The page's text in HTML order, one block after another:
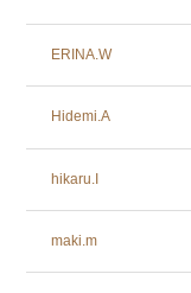
ERINA.W
Hidemi.A
hikaru.I
maki.m